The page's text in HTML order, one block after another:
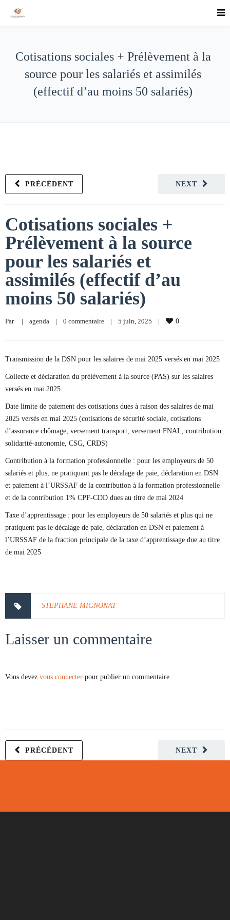
Cotisations sociales + Prélèvement à la
source pour les salariés et assimilés
(effectif d’au moins 50 salariés)
NEXT
PRÉCÉDENT
Cotisations sociales +
Prélèvement à la source
pour les salariés et
assimilés (effectif d’au
moins 50 salariés)
Par | agenda | 0 commentaire | 5 juin, 2025 | 0
Transmission de la DSN pour les salaires de mai 2025 versés en mai 2025
Collecte et déclaration du prélèvement à la source (PAS) sur les salaires
versés en mai 2025
Date limite de paiement des cotisations dues à raison des salaires de mai
2025 versés en mai 2025 (cotisations de sécurité sociale, cotisations
d’assurance chômage, versement transport, versement FNAL, contribution
solidarité-autonomie, CSG, CRDS)
Contribution à la formation professionnelle : pour les employeurs de 50
salariés et plus, ne pratiquant pas le décalage de paie, déclaration en DSN
et paiement à l’URSSAF de la contribution à la formation professionnelle
et de la contribution 1% CPF-CDD dues au titre de mai 2024
Taxe d’apprentissage : pour les employeurs de 50 salariés et plus qui ne
pratiquent pas le décalage de paie, déclaration en DSN et paiement à
l’URSSAF de la fraction principale de la taxe d’apprentissage due au titre
de mai 2025
STEPHANE MIGNONAT
Laisser un commentaire
Vous devez vous connecter pour publier un commentaire.
NEXT
PRÉCÉDENT